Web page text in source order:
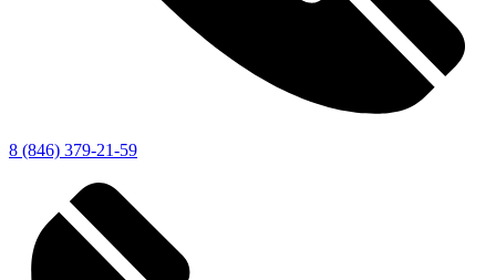
8 (846) 379-21-59